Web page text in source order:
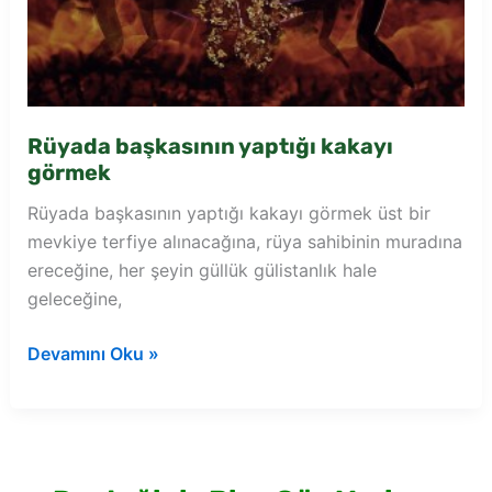
Rüyada başkasının yaptığı kakayı
görmek
Rüyada başkasının yaptığı kakayı görmek üst bir
mevkiye terfiye alınacağına, rüya sahibinin muradına
ereceğine, her şeyin güllük gülistanlık hale
geleceğine,
Rüyada
Devamını Oku »